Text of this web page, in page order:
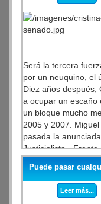
Será la tercera
por un neuquino, el
Diez años después,
a ocupar un escaño
un bloque mucho
2005 y 2007.
pasada la
Justicialista -
su propio espacio,
Puede pasar
Leer más...